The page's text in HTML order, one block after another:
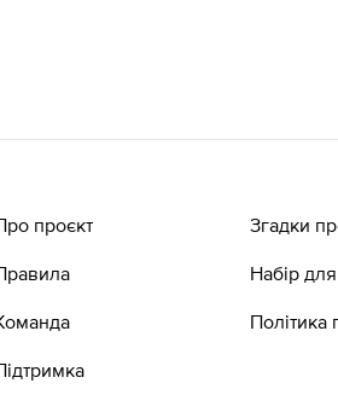
проєкт Згадки
Набір
Політика